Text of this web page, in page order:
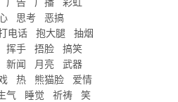
思考
恶搞
电话 抱大腿
抽烟
挥手 捂脸
搞笑
新闻 月亮
武器
热 熊猫脸
爱情
气 睡觉 祈祷
笑